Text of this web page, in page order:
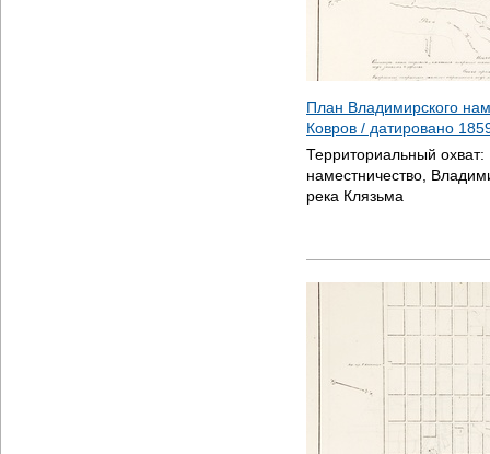
План Владимирского
Ковров / датировано
Территориальный охват:
наместничество,
река Клязьма